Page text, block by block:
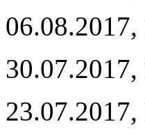
06.08.2017,
30.07.2017,
23.07.2017,